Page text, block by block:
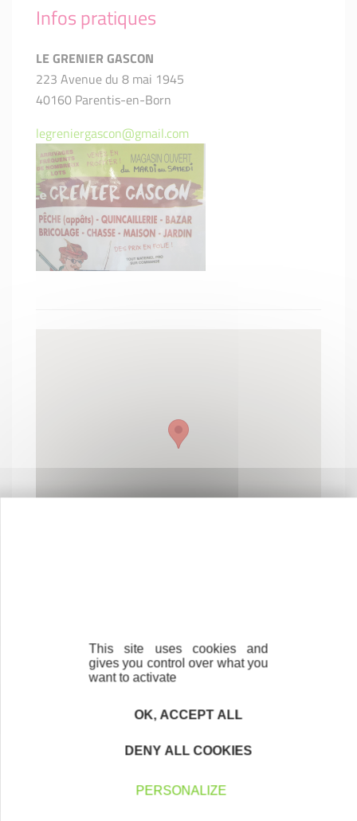
Infos pratiques
LE GRENIER GASCON
223 Avenue du 8 mai 1945
40160 Parentis-en-Born
legreniergascon@gmail.com
Contactez-nous ! Cliquez ici
Trouvez à qui vous adresser
Créateurs, repreneurs, vos interlocuteurs en
This site uses cookies and
gives you control over what you
want to activate
OK, ACCEPT ALL
DENY ALL COOKIES
PERSONALIZE